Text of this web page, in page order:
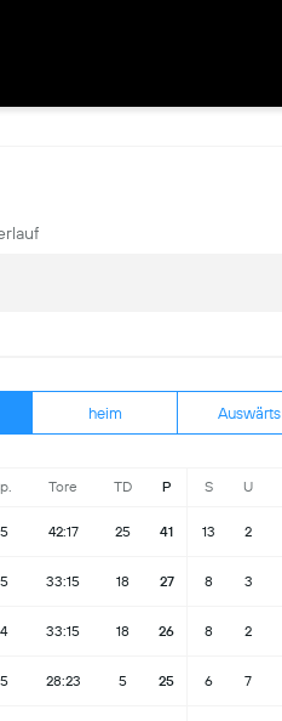
heim Auswärts
Tore TD P S U
42:17 25 41 13 2
33:15 18 27 8 3
33:15 18 26 8 2
28:23 5 25 6 7